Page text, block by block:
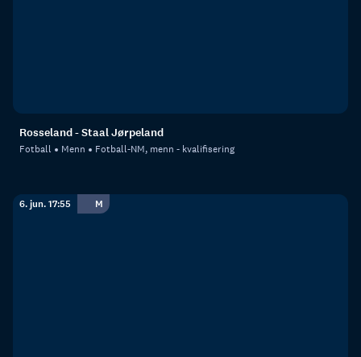
Rosseland - Staal Jørpeland
Fotball Menn Fotball-NM, menn - kvalifisering
6. jun. 17:55 M